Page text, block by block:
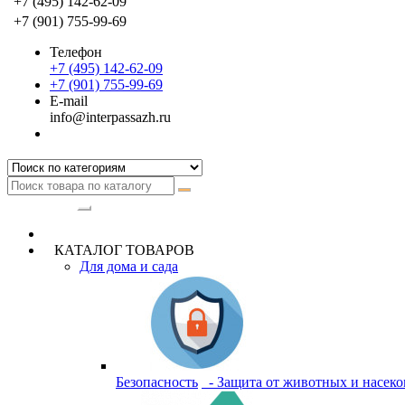
+7 (901) 755-99-69
Телефон
+7 (495) 142-62-09
+7 (901) 755-99-69
E-mail
info@interpassazh.ru
КАТАЛОГ ТОВАРОВ
Для дома и сада
Безопасность - Защита от животных и